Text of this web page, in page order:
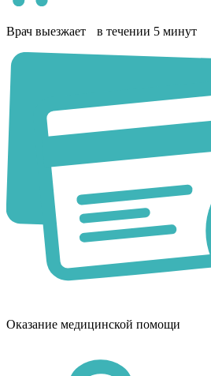
Врач выезжает в течении 5 минут
Оказание медицинской помощи